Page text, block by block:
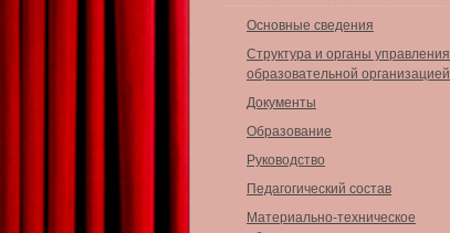
Основные сведения
Структура и органы управления
образовательной организацией
Документы
Образование
Руководство
Педагогический состав
Материально-техническое